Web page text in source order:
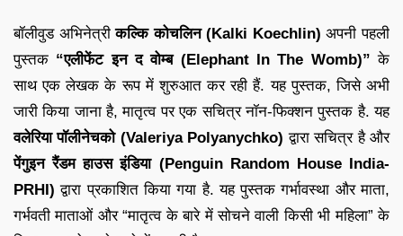
बॉलीवुड अभिनेत्रीकल्कि कोचलिन (Kalki Koechlin)अपनी पहली
पुस्तक “एलीफेंट इन द वोम्ब (Elephant In The Womb)” के
साथ एक लेखक के रूप में शुरुआत कर रही हैं. यह पुस्तक, जिसे अभी
जारी किया जाना है, मातृत्व पर एक सचित्र नॉन-फिक्शन पुस्तक है. यह
वलेरिया पॉलीनेचको (Valeriya Polyanychko)द्वारा सचित्र है और
पेंगुइन रैंडम हाउस इंडिया (Penguin Random House India-
PRHI)द्वारा प्रकाशित किया गया है. यह पुस्तक गर्भावस्था और माता,
गर्भवती माताओं और “मातृत्व के बारे में सोचने वाली किसी भी महिला” के